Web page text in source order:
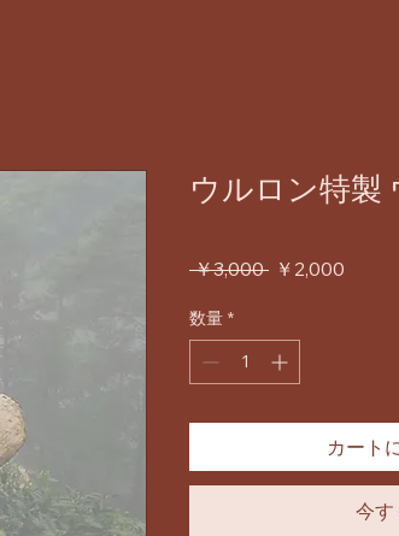
ウルロン特製
￥3,000 通
格
￥2,000
数量 *
カート
今す